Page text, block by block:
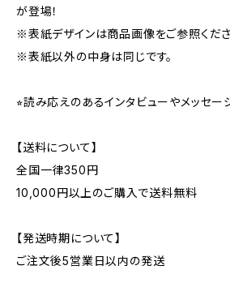
が登場！
※表紙デザインは商品画像をご参照くださ
※表紙以外の中身は同じです。
⭐︎読み応えのあるインタビューやメッセー
【送料について】
全国一律350円
10,000円以上のご購入で送料無料
【発送時期について】
ご注文後5営業日以内の発送